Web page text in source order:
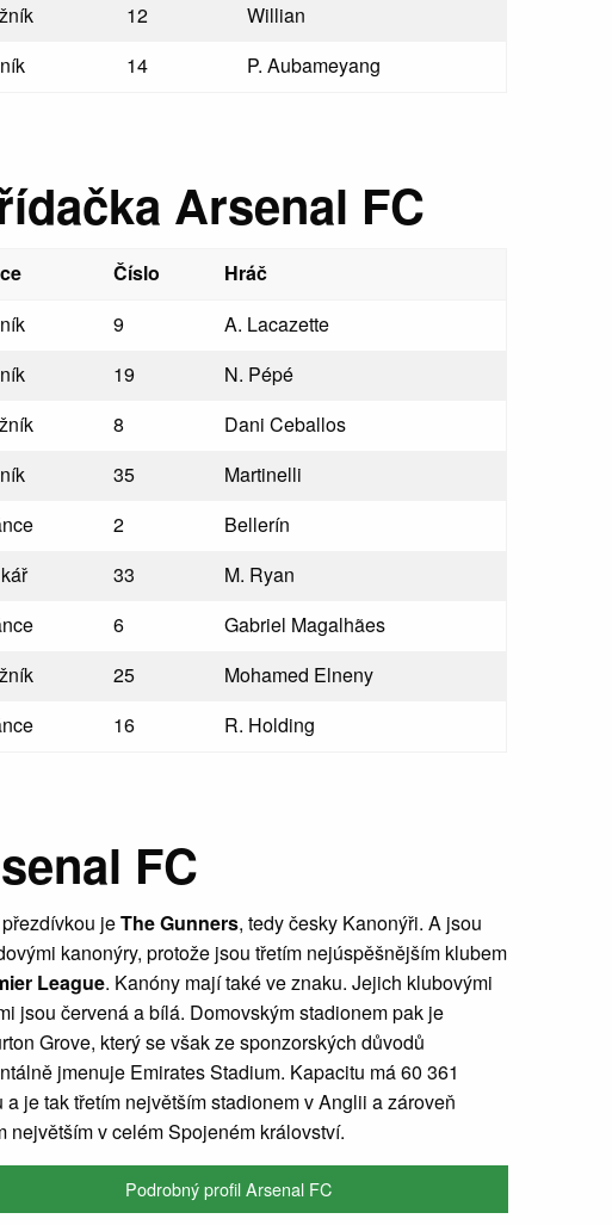
12
Willian
14 P. Aubameyang
Arsenal FC
Číslo
Hráč
9
A. Lacazette
19
N. Pépé
8
Dani Ceballos
35
Martinelli
2
Bellerín
33
M. Ryan
6
Gabriel Magalhães
25
Mohamed Elneny
16 R. Holding
FC
jeThe Gunners, tedy česky Kanonýři. A jsou
kanonýry, protože jsou třetím nejúspěšnějším klubem
League. Kanóny mají také ve znaku. Jejich klubovými
jsou červená a bílá. Domovským stadionem pak je
Grove, který se však ze sponzorských důvodů
jmenuje Emirates Stadium. Kapacitu má 60 361
a je tak třetím největším stadionem v Anglii a zároveň
největším v celém Spojeném království.
Podrobný profil Arsenal FC